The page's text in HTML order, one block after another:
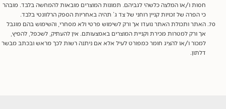
חסות ו/או המלצה כלשהי לגביהם. תמונות המוצרים מובאות להמחשה בלבד. מובהר
כי הפרה של זכויות קניין רוחני של צד ג’ תהיה באחריות הספק הרלוונטי בלבד.
האתר ותכולת האתר נועדו אך ורק לשימוש פרטי ולא מסחרי, והשימוש בהם מוגבל
אך ורק למטרות מכירת וקניית המוצרים באמצעותם. אין להעתיק, לשכפל, להפיץ,
למכור ו/או להציג חומר כמפורט לעיל אלא אם ניתנה רשות לכך מראש ובכתב מבשר
דלתון.